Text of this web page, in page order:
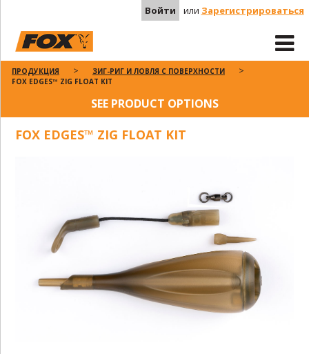
Войти или Зарегистрироваться
ПРОДУКЦИЯ
ЗИГ-РИГ И ЛОВЛЯ С ПОВЕРХНОСТИ
FOX EDGES™ ZIG FLOAT KIT
SEE PRODUCT OPTIONS
FOX EDGES™ ZIG FLOAT KIT